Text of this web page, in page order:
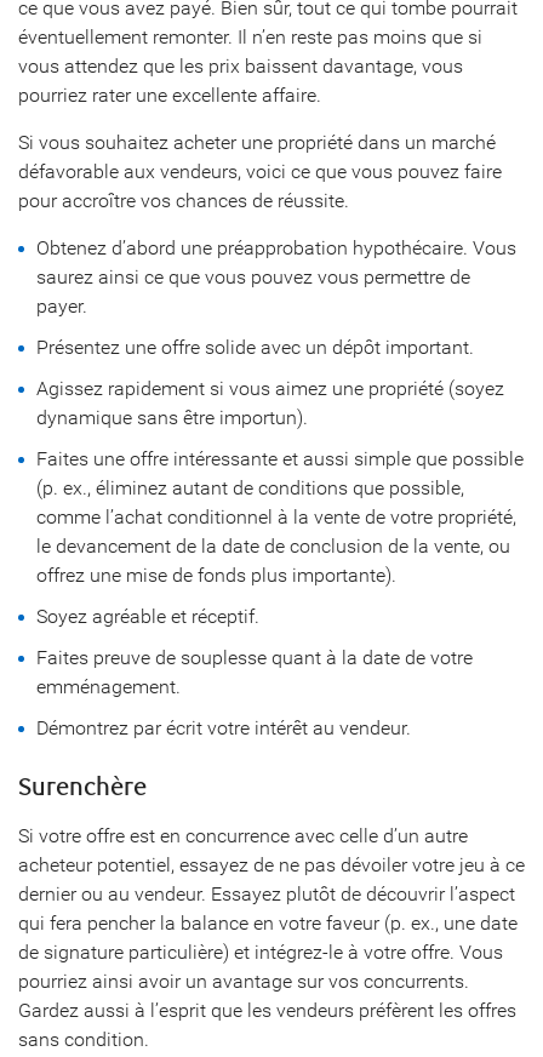
ce que vous avez payé. Bien sûr, tout ce qui tombe pourrait
éventuellement remonter. Il n’en reste pas moins que si
vous attendez que les prix baissent davantage, vous
pourriez rater une excellente affaire.
Si vous souhaitez acheter une propriété dans un marché
défavorable aux vendeurs, voici ce que vous pouvez faire
pour accroître vos chances de réussite.
Obtenez d’abord une préapprobation hypothécaire. Vous
saurez ainsi ce que vous pouvez vous permettre de
payer.
Présentez une offre solide avec un dépôt important.
Agissez rapidement si vous aimez une propriété (soyez
dynamique sans être importun).
Faites une offre intéressante et aussi simple que possible
(p. ex., éliminez autant de conditions que possible,
comme l’achat conditionnel à la vente de votre propriété,
le devancement de la date de conclusion de la vente, ou
offrez une mise de fonds plus importante).
Soyez agréable et réceptif.
Faites preuve de souplesse quant à la date de votre
emménagement.
Démontrez par écrit votre intérêt au vendeur.
Surenchère
Si votre offre est en concurrence avec celle d’un autre
acheteur potentiel, essayez de ne pas dévoiler votre jeu à ce
dernier ou au vendeur. Essayez plutôt de découvrir l’aspect
qui fera pencher la balance en votre faveur (p. ex., une date
de signature particulière) et intégrez-le à votre offre. Vous
pourriez ainsi avoir un avantage sur vos concurrents.
Gardez aussi à l’esprit que les vendeurs préfèrent les offres
sans condition.